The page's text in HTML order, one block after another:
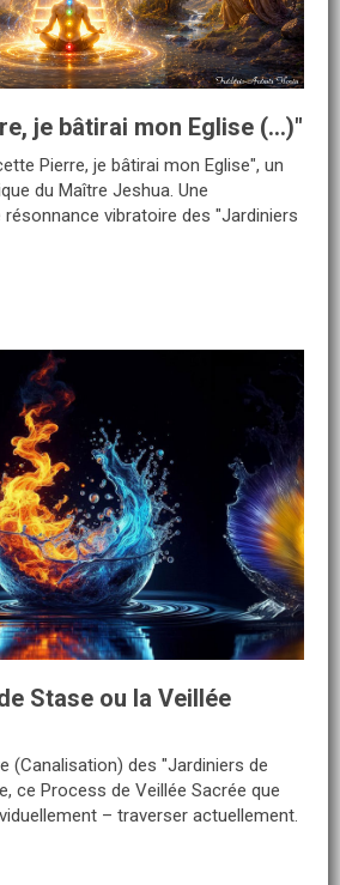
je bâtirai mon Eglise (...)"
Pierre, je bâtirai mon Eglise", un
du Maître Jeshua. Une
vibratoire des "Jardiniers
Stase ou la Veillée
(Canalisation) des "Jardiniers de
ce Process de Veillée Sacrée que
– traverser actuellement.